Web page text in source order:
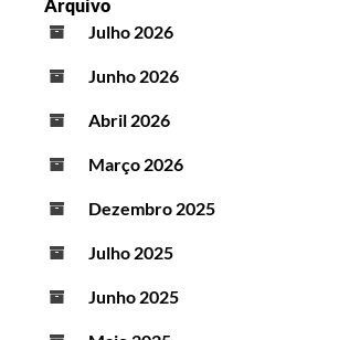
Arquivo
Julho 2026
Junho 2026
Abril 2026
Março 2026
Dezembro 2025
Julho 2025
Junho 2025